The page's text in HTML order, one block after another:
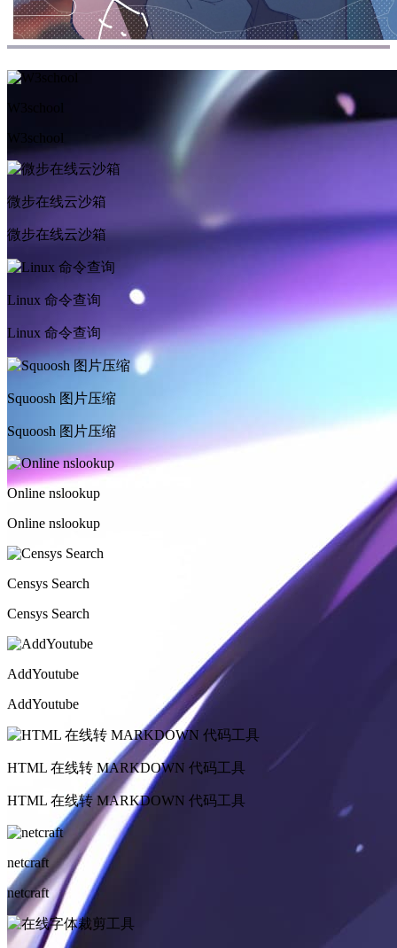
W3school
W3school
微步在线云沙箱
微步在线云沙箱
Linux 命令查询
Linux 命令查询
Squoosh 图片压缩
Squoosh 图片压缩
Online nslookup
Online nslookup
Censys Search
Censys Search
AddYoutube
AddYoutube
HTML 在线转 MARKDOWN 代码工具
HTML 在线转 MARKDOWN 代码工具
netcraft
netcraft